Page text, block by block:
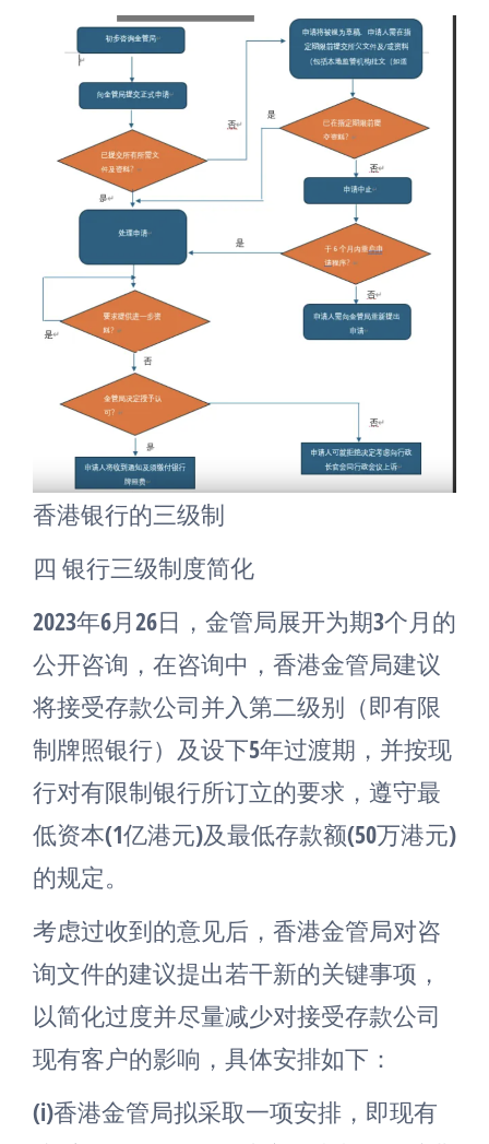
香港银行的三级制
四 银行三级制度简化
2023年6月26日，金管局展开为期3个月的
公开咨询，在咨询中，香港金管局建议
将接受存款公司并入第二级别（即有限
制牌照银行）及设下5年过渡期，并按现
行对有限制银行所订立的要求，遵守最
低资本(1亿港元)及最低存款额(50万港元)
的规定。
考虑过收到的意见后，香港金管局对咨
询文件的建议提出若干新的关键事项，
以简化过度并尽量减少对接受存款公司
现有客户的影响，具体安排如下：
(i)香港金管局拟采取一项安排，即现有